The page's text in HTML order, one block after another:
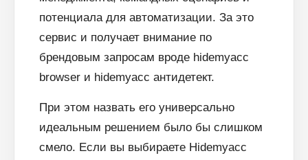
потенциала для автоматизации. За это
сервис и получает внимание по
брендовым запросам вроде hidemyacc
browser и hidemyacc антидетект.
При этом назвать его универсально
идеальным решением было бы слишком
смело. Если вы выбираете Hidemyacc